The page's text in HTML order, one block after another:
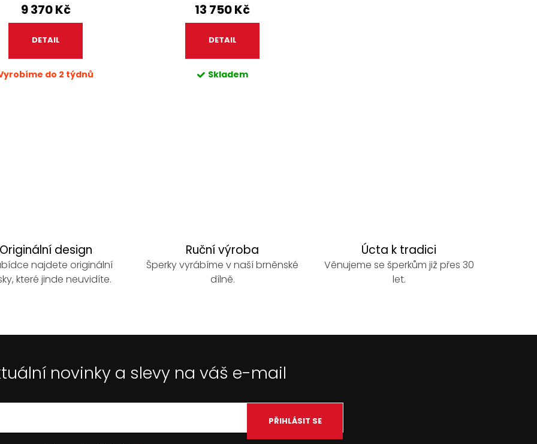
9 370 Kč
DETAIL
do 2 týdnů
13 750 Kč
DETAIL
Skladem
Originální design
najdete originální
které jinde neuvidíte.
Ruční výroba
Šperky vyrábíme v naší brněnské
dílně.
Úcta k tradici
Věnujeme se šperkům již přes 30
let.
novinky a slevy na váš e-mail
PŘIHLÁSIT SE